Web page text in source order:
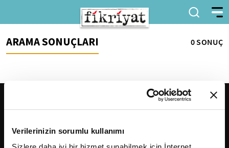
Verilerinizin sorumlu kullanımı
ARAMA SONUÇLARI 0 SONUÇ